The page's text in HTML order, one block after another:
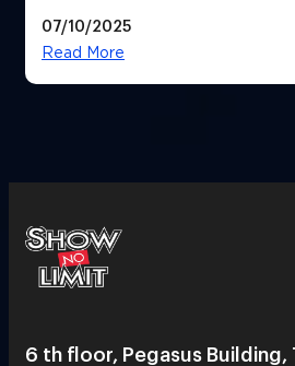
และมะเร็ง
07/10/2025
Read More
6 th floor, Pegasus Building,